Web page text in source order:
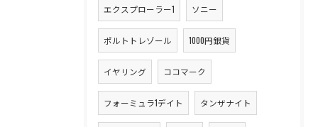
エクスプローラー1 ソニー
ポルトトレゾール 1000円銀貨
イヤリング ココマーク
フォーミュラ1デイト タンザナイト